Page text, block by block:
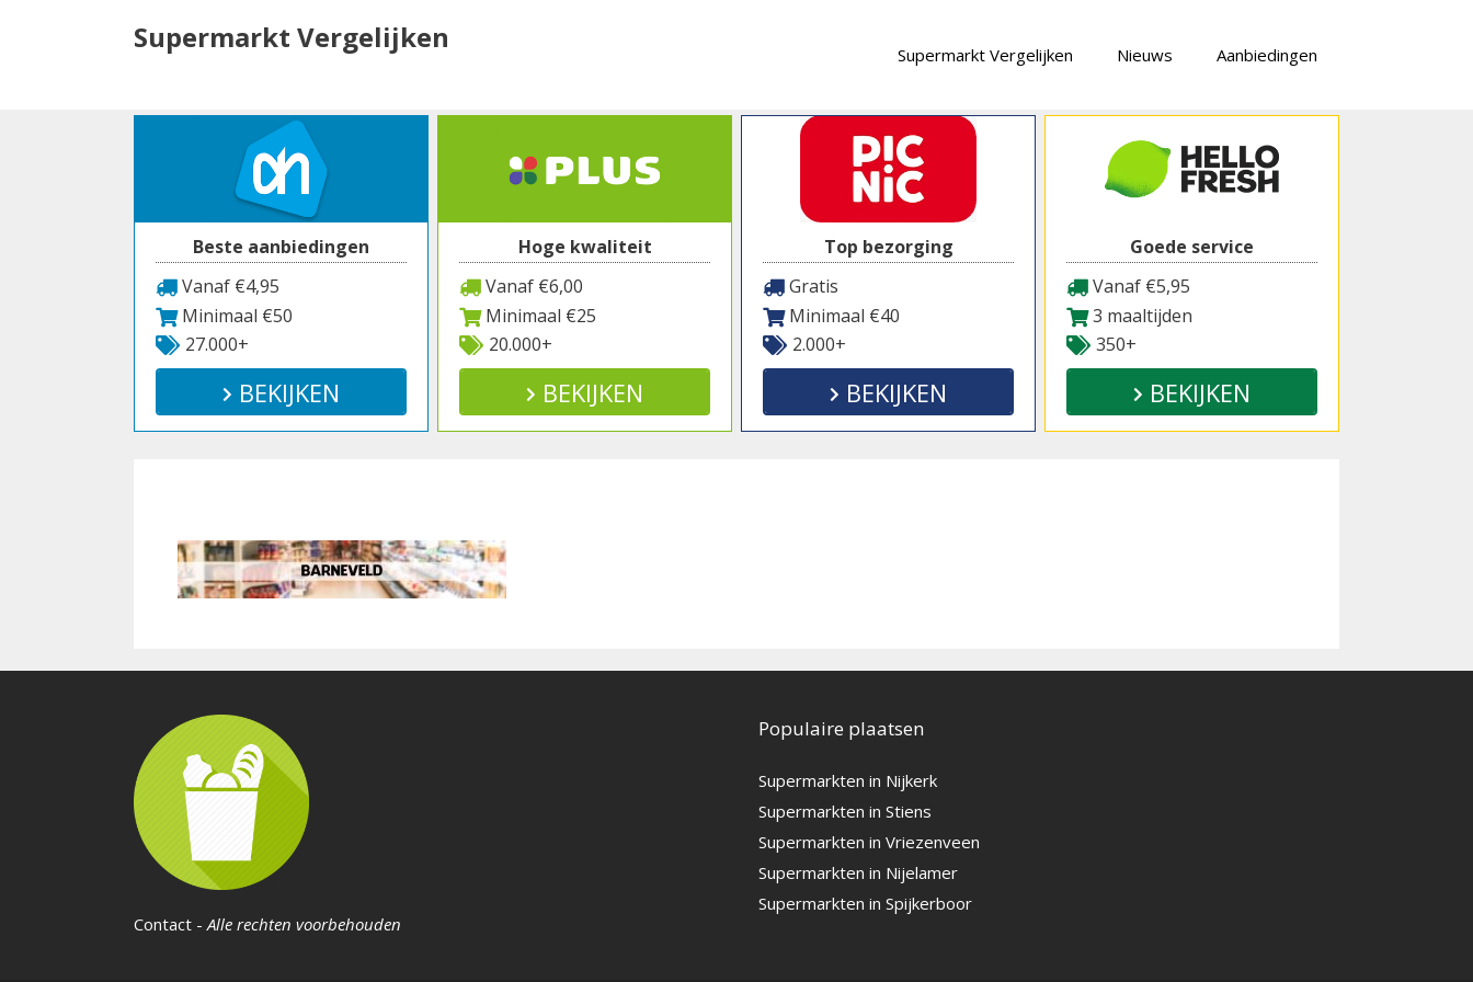
Supermarkt Vergelijken Supermarkt Vergelijken Nieuws Aanbiedingen
Beste aanbiedingen
Vanaf €4,95
Minimaal €50
27.000+
BEKIJKEN
Hoge kwaliteit
Vanaf €6,00
Minimaal €25
20.000+
BEKIJKEN
Top bezorging
Gratis
Minimaal €40
2.000+
BEKIJKEN
Goede service
Vanaf €5,95
3 maaltijden
350+
BEKIJKEN
Contact -Alle rechten voorbehouden
Populaire plaatsen
Supermarkten in Nijkerk
Supermarkten in Stiens
Supermarkten in Vriezenveen
Supermarkten in Nijelamer
Supermarkten in Spijkerboor